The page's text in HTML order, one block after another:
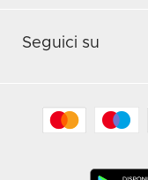
Seguici su